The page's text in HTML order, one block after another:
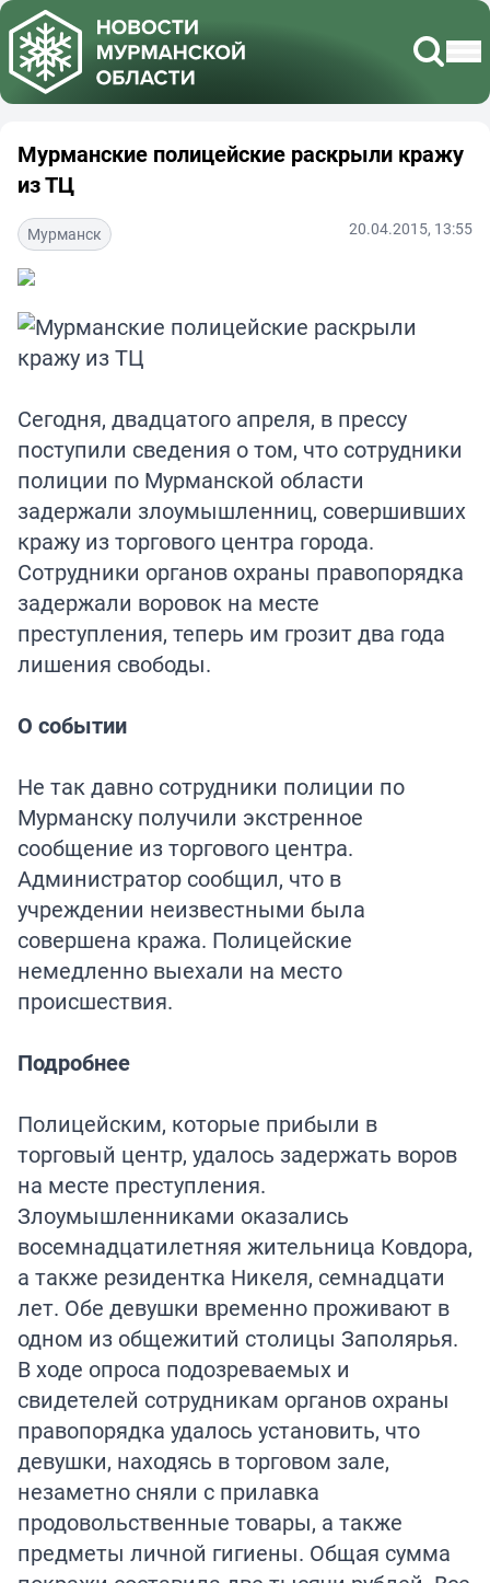
Мурманские полицейские раскрыли кражу
из ТЦ
Мурманск 20.04.2015, 13:55
Сегодня, двадцатого апреля, в прессу
поступили сведения о том, что сотрудники
полиции по Мурманской области
задержали злоумышленниц, совершивших
кражу из торгового центра города.
Сотрудники органов охраны правопорядка
задержали воровок на месте
преступления, теперь им грозит два года
лишения свободы.
О событии
Не так давно сотрудники полиции по
Мурманску получили экстренное
сообщение из торгового центра.
Администратор сообщил, что в
учреждении неизвестными была
совершена кража. Полицейские
немедленно выехали на место
происшествия.
Подробнее
Полицейским, которые прибыли в
торговый центр, удалось задержать воров
на месте преступления.
Злоумышленниками оказались
восемнадцатилетняя жительница Ковдора,
а также резидентка Никеля, семнадцати
лет. Обе девушки временно проживают в
одном из общежитий столицы Заполярья.
В ходе опроса подозреваемых и
свидетелей сотрудникам органов охраны
правопорядка удалось установить, что
девушки, находясь в торговом зале,
незаметно сняли с прилавка
продовольственные товары, а также
предметы личной гигиены. Общая сумма